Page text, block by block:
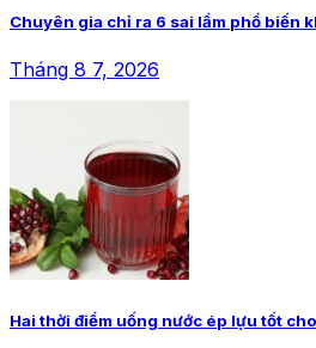
Chuyên gia chỉ ra 6 sai lầm phổ biến
Tháng 8 7, 2026
Hai thời điểm uống nước ép lựu tốt